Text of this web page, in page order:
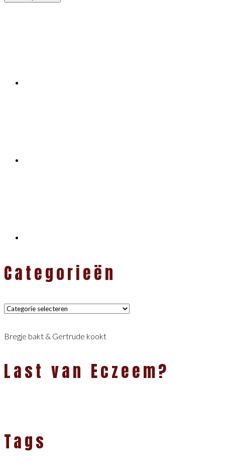
Categorieën
Categorieën
Bregje bakt & Gertrude kookt
Last van Eczeem?
Tags